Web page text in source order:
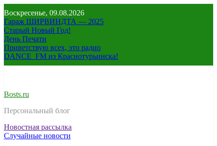
к
содержимому
Воскресенье, 09.08.2026
Гараж ШИРВИНДТА — 2025
Старый Новый Год!
День Печати
Приветствую всех, это радио
DANCE_FM из Краснотурьинска!
Bosts.ru
Персональный блог
Новостная рассылка
Случайные новости